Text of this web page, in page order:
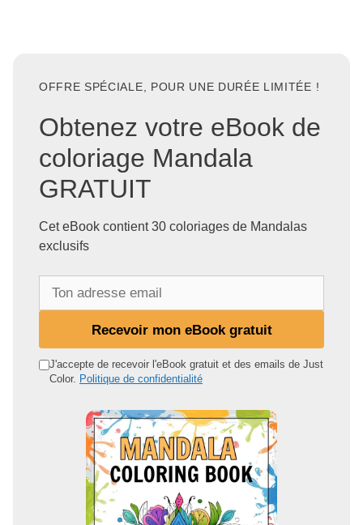
OFFRE SPÉCIALE, POUR UNE DURÉE LIMITÉE !
Obtenez votre eBook de
coloriage Mandala
GRATUIT
Cet eBook contient 30 coloriages de Mandalas
exclusifs
d
Recevoir mon eBook gratuit
J'accepte de recevoir l'eBook gratuit et des emails de Just
Color. Politique de confidentialité